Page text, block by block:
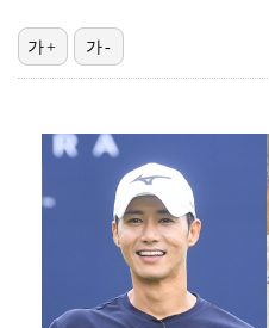
[ST포토] 서교림,
[ST포토] 고지원,
[ST포토] 서교림,
가+ 가-